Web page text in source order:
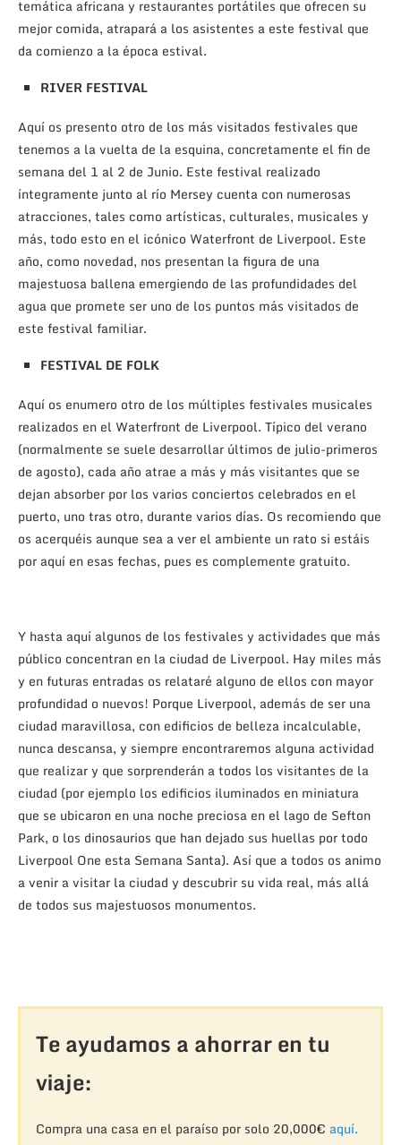
temática africana y restaurantes portátiles que ofrecen su
mejor comida, atrapará a los asistentes a este festival que
da comienzo a la época estival.
RIVER FESTIVAL
Aquí os presento otro de los más visitados festivales que
tenemos a la vuelta de la esquina, concretamente el fin de
semana del 1 al 2 de Junio. Este festival realizado
íntegramente junto al río Mersey cuenta con numerosas
atracciones, tales como artísticas, culturales, musicales y
más, todo esto en el icónico Waterfront de Liverpool. Este
año, como novedad, nos presentan la figura de una
majestuosa ballena emergiendo de las profundidades del
agua que promete ser uno de los puntos más visitados de
este festival familiar.
FESTIVAL DE FOLK
Aquí os enumero otro de los múltiples festivales musicales
realizados en el Waterfront de Liverpool. Típico del verano
(normalmente se suele desarrollar últimos de julio-primeros
de agosto), cada año atrae a más y más visitantes que se
dejan absorber por los varios conciertos celebrados en el
puerto, uno tras otro, durante varios días. Os recomiendo que
os acerquéis aunque sea a ver el ambiente un rato si estáis
por aquí en esas fechas, pues es complemente gratuito.
Y hasta aquí algunos de los festivales y actividades que más
público concentran en la ciudad de Liverpool. Hay miles más
y en futuras entradas os relataré alguno de ellos con mayor
profundidad o nuevos! Porque Liverpool, además de ser una
ciudad maravillosa, con edificios de belleza incalculable,
nunca descansa, y siempre encontraremos alguna actividad
que realizar y que sorprenderán a todos los visitantes de la
ciudad (por ejemplo los edificios iluminados en miniatura
que se ubicaron en una noche preciosa en el lago de Sefton
Park, o los dinosaurios que han dejado sus huellas por todo
Liverpool One esta Semana Santa). Así que a todos os animo
a venir a visitar la ciudad y descubrir su vida real, más allá
de todos sus majestuosos monumentos.
Te ayudamos a ahorrar en tu
viaje:
Compra una casa en el paraíso por solo 20,000€ aquí.